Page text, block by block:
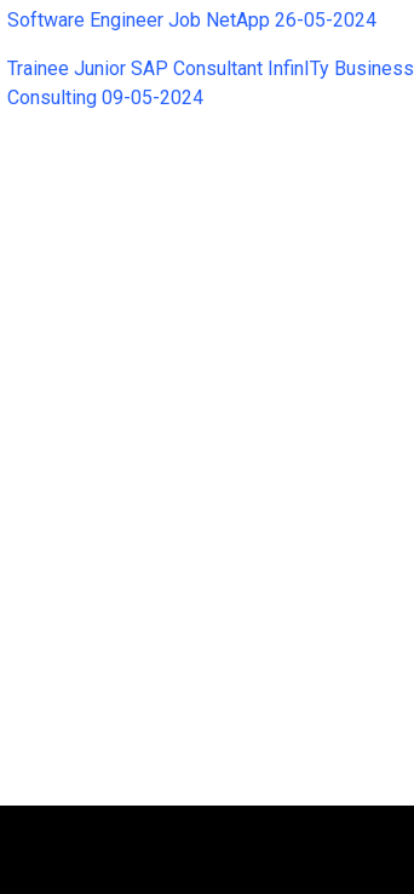
Software Engineer Job NetApp 26-05-2024
Trainee Junior SAP Consultant InfinITy Business
Consulting 09-05-2024